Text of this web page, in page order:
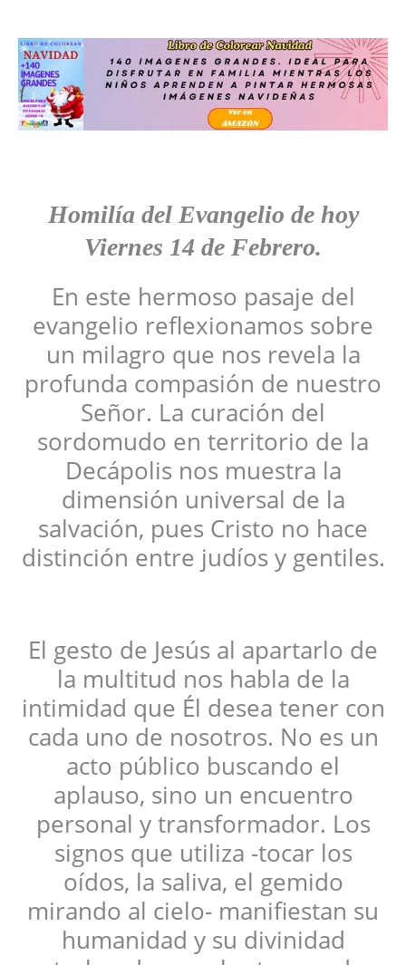
Homilía del Evangelio de hoy
Viernes 14 de Febrero.
En este hermoso pasaje del
evangelio reflexionamos sobre
un milagro que nos revela la
profunda compasión de nuestro
Señor. La curación del
sordomudo en territorio de la
Decápolis nos muestra la
dimensión universal de la
salvación, pues Cristo no hace
distinción entre judíos y gentiles.
El gesto de Jesús al apartarlo de
la multitud nos habla de la
intimidad que Él desea tener con
cada uno de nosotros. No es un
acto público buscando el
aplauso, sino un encuentro
personal y transformador. Los
signos que utiliza -tocar los
oídos, la saliva, el gemido
mirando al cielo- manifiestan su
humanidad y su divinidad